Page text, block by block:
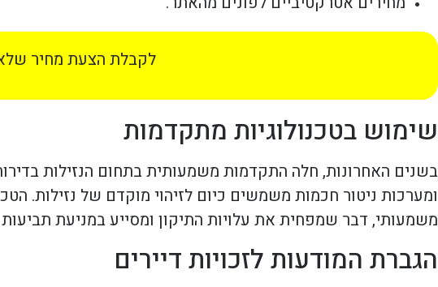
לקבלת הצעת מחיר
שימוש בטכנולוגיות מתקדמות
בשנים האחרונות, חלה התקדמות משמעותית בתחום הנזילות
ומערכות ניטור חכמות משמשים כיום לזיהוי מוקדם של נזילות.
משמעותי, דבר שמפחית את עלויות התיקון ומסייע במניעת תביעות
הגברת המודעות לזכויות דיירים